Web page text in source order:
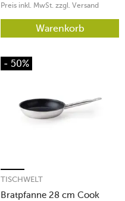
Preis inkl. MwSt. zzgl. Versand
Warenkorb
- 50%
Bratpfanne 28 cm Cook
TISCHWELT